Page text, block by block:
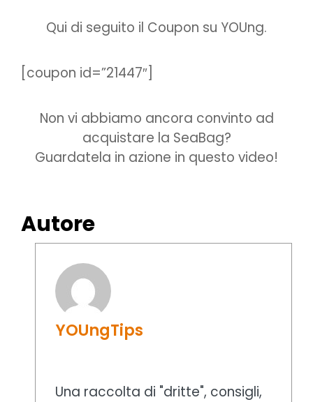
Qui di seguito il Coupon su YOUng.
[coupon id=”21447″]
Non vi abbiamo ancora convinto ad
acquistare la SeaBag?
Guardatela in azione in questo video!
Autore
YOUngTips
Una raccolta di "dritte", consigli,